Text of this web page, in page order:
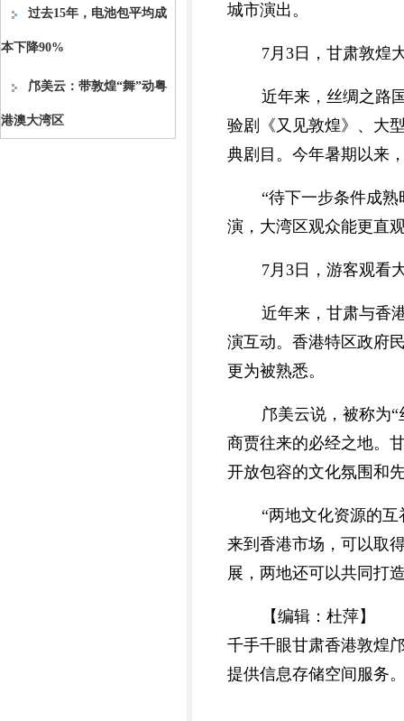
过去15年，电池包平均成
本下降90%
邝美云：带敦煌“舞”动粤
港澳大湾区
城市演出。
7月3日，甘肃敦煌
近年来，丝绸之路
验剧《又见敦煌》、大
典剧目。今年暑期以来
“待下一步条件成
演，大湾区观众能更直
7月3日，游客观看
近年来，甘肃与香
演互动。香港特区政府
更为被熟悉。
邝美云说，被称为
商贾往来的必经之地。
开放包容的文化氛围和
“两地文化资源的
来到香港市场，可以取
展，两地还可以共同打
【编辑：杜萍】
千手千眼甘肃香港敦煌
提供信息存储空间服务